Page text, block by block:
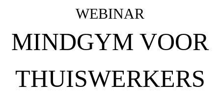
WEBINAR
MINDGYM VOOR
THUISWERKERS